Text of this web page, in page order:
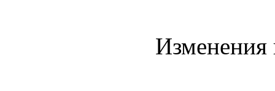
Изменения